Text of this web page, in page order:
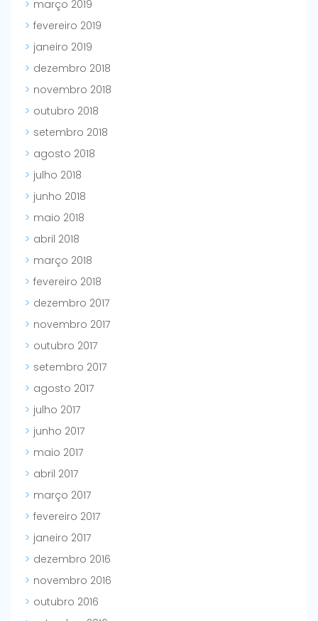
março 2019
fevereiro 2019
janeiro 2019
dezembro 2018
novembro 2018
outubro 2018
setembro 2018
agosto 2018
julho 2018
junho 2018
maio 2018
abril 2018
março 2018
fevereiro 2018
dezembro 2017
novembro 2017
outubro 2017
setembro 2017
agosto 2017
julho 2017
junho 2017
maio 2017
abril 2017
março 2017
fevereiro 2017
janeiro 2017
dezembro 2016
novembro 2016
outubro 2016